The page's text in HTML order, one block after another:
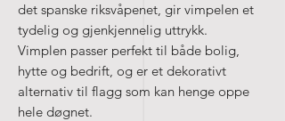
det spanske riksvåpenet, gir vimpelen et
tydelig og gjenkjennelig uttrykk.
Vimplen passer perfekt til både bolig,
hytte og bedrift, og er et dekorativt
alternativ til flagg som kan henge oppe
hele døgnet.